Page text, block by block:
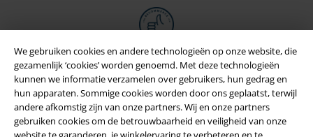
We gebruiken cookies en andere technologieën op onze website, die
gezamenlijk ‘cookies’ worden genoemd. Met deze technologieën
kunnen we informatie verzamelen over gebruikers, hun gedrag en
hun apparaten. Sommige cookies worden door ons geplaatst, terwijl
andere afkomstig zijn van onze partners. Wij en onze partners
gebruiken cookies om de betrouwbaarheid en veiligheid van onze